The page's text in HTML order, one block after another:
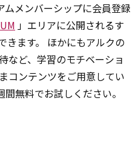
メンバーシップに会員登録
」エリアに公開されるす
きます。 ほかにもアルクの
など、学習のモチベーショ
コンテンツをご用意してい
無料でお試しください。